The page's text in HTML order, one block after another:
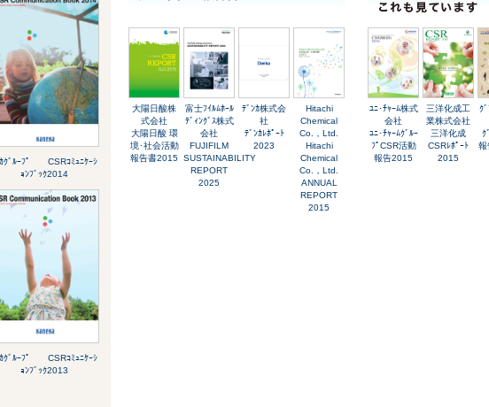
ｸﾞﾙｰﾌﾟ CSRｺﾐｭﾆｹｰｼ
ｮﾝﾌﾞｯｸ2014
ｸﾞﾙｰﾌﾟ CSRｺﾐｭﾆｹｰｼ
ｮﾝﾌﾞｯｸ2013
大陽日酸株
式会社
大陽日酸 環
境･社会活動
報告書2015
富士ﾌｲﾙﾑﾎｰﾙ
ﾃﾞｨﾝｸﾞｽ株式
会社
FUJIFILM
SUSTAINABILITY
REPORT
2025
ﾃﾞﾝｶ株式会
社
ﾃﾞﾝｶﾚﾎﾟｰﾄ
2023
Hitachi
Chemical
Co.，Ltd.
Hitachi
Chemical
Co.，Ltd.
ANNUAL
REPORT
2015
ﾕﾆ･ﾁｬｰﾑ株式
会社
ﾕﾆ･ﾁｬｰﾑｸﾞﾙｰ
ﾌﾟCSR活動
報告2015
三洋化成工
業株式会社
三洋化成
CSRﾚﾎﾟｰﾄ
2015
ｸ
ｸ
報